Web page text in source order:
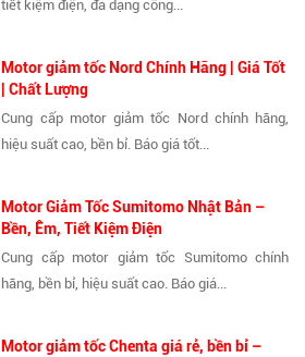
tiết kiệm điện, đa dạng công...
Motor giảm tốc Nord Chính Hãng | Giá Tốt
| Chất Lượng
Cung cấp motor giảm tốc Nord chính hãng,
hiệu suất cao, bền bỉ. Báo giá tốt...
Motor Giảm Tốc Sumitomo Nhật Bản –
Bền, Êm, Tiết Kiệm Điện
Cung cấp motor giảm tốc Sumitomo chính
hãng, bền bỉ, hiệu suất cao. Báo giá...
Motor giảm tốc Chenta giá rẻ, bền bỉ –